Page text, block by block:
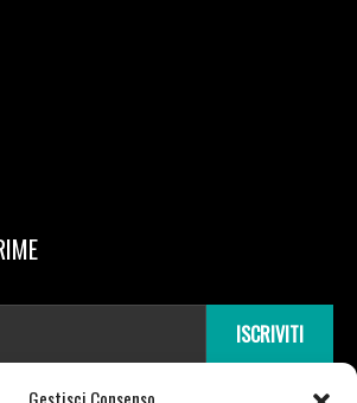
ISCRIVITI